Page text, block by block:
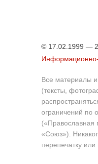
© 17.02.1999 —
Информационно-
Все материалы
(тексты,
ограничений по
(«Православная
«Союз»).
перепечатку или